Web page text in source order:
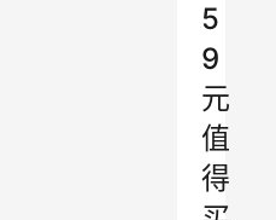
5
9
元
值
得